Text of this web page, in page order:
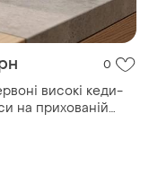
0
високі кеди-
на прихованій
(стиль converse), р.